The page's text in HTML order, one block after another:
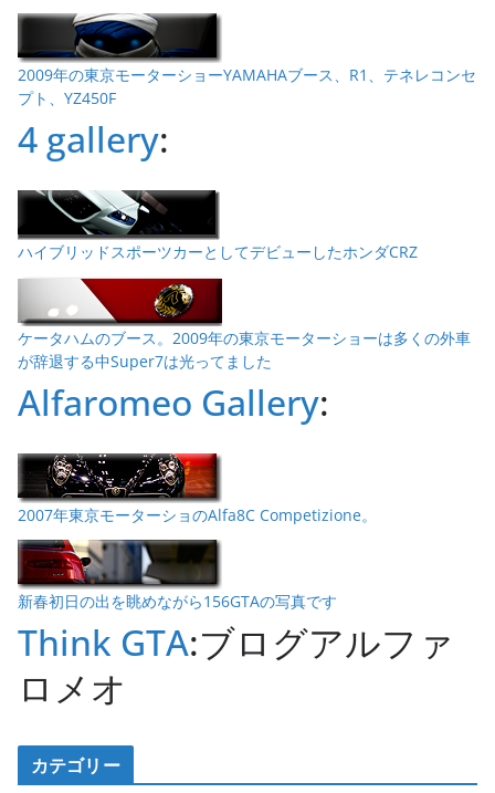
2009年の東京モーターショーYAMAHAブース、R1、テネレコンセ
プト、YZ450F
4 gallery:
ハイブリッドスポーツカーとしてデビューしたホンダCRZ
ケータハムのブース。2009年の東京モーターショーは多くの外車
が辞退する中Super7は光ってました
Alfaromeo Gallery:
2007年東京モーターショのAlfa8C Competizione。
新春初日の出を眺めながら156GTAの写真です
Think GTA:ブログアルファ
ロメオ
カテゴリー